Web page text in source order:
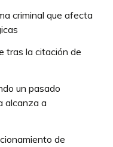
criminal que afecta
tras la citación de
un pasado
alcanza a
de